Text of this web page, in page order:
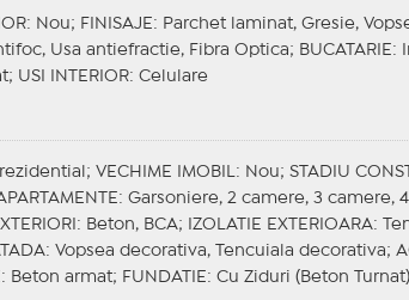
: Nou; FINISAJE : Parchet laminat, Gresie,
Usa antiefractie, Fibra Optica; BUCATARIE :
USI INTERIOR: Celulare
VECHIME IMOBIL : Nou; STADIU
: Garsoniere, 2 camere, 3 camere,
: Beton, BCA; IZOLATIE EXTERIOARA:
: Vopsea decorativa, Tencuiala decorativa;
: Beton armat; FUNDATIE : Cu Ziduri (Beton Turnat)